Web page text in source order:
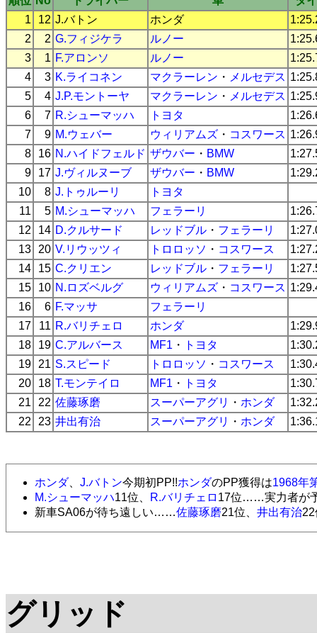
1
12 J.バトン ホンダ
2
2 G.フィジケラ ルノー
3
1 F.アロンソ ルノー
4
3 K.ライコネン マクラーレン ・ メルセデス
5
4 J.P.モントーヤ マクラーレン ・ メルセデス
6
7 R.シューマッハ トヨタ
7
9 M.ウェバー ウィリアムズ ・ コスワース
8
16 N.ハイドフェルド ザウバー ・ BMW
9
17 J.ヴィルヌーブ ザウバー ・ BMW
10
8 J.トゥルーリ
トヨタ
11
5 M.シューマッハ フェラーリ
12
14 D.クルサード レッドブル ・ フェラーリ
13
20 V.リウッツィ トロロッソ ・ コスワース
14
15 C.クリエン レッドブル ・ フェラーリ
15
10 N.ロズベルグ ウィリアムズ ・ コスワース
16
6 F.マッサ
フェラーリ
17
11 R.バリチェロ ホンダ
18
19 C.アルバース MF1 ・ トヨタ
19
21 S.スピード トロロッソ ・ コスワース
20
18 T.モンテイロ MF1 ・ トヨタ
21
22 佐藤琢磨 スーパーアグリ ・ ホンダ
22
23 井出有治 スーパーアグリ ・ ホンダ
ホンダ、 J.バトン今期初PP!!ホンダのPP獲得は1968年
M.シューマッハ11位、 R.バリチェロ 17位……実力者が
新車SA06が待ち遠しい……佐藤琢磨21位、 井出有治
グリッド